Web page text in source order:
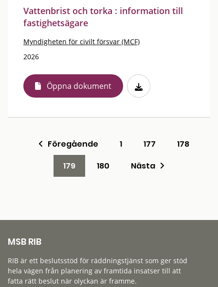
Vattenbrist och torka : information till
fastighetsägare
Myndigheten för civilt försvar (MCF)
2026
Öppna dokument
Föregående 1 177
178
179
180 Nästa
MSB RIB
RIB är ett beslutsstöd för räddningstjänst som ger stöd
hela vägen från planering av framtida insatser till att
fatta rätt beslut när olyckan är framme.